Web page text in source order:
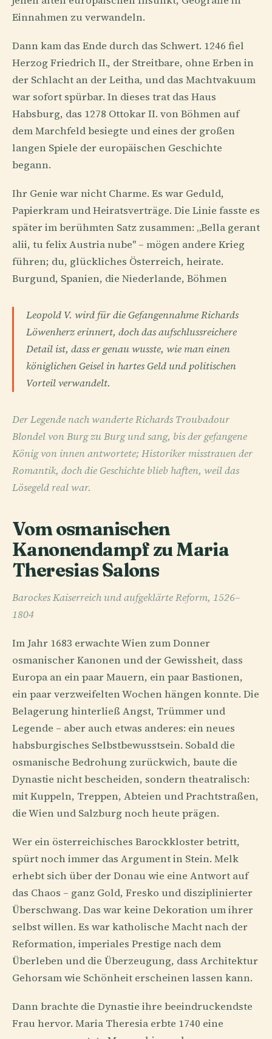
Einnahmen zu verwandeln.
Dann kam das Ende durch das Schwert. 1246 fiel
Herzog Friedrich II., der Streitbare, ohne Erben in
der Schlacht an der Leitha, und das Machtvakuum
war sofort spürbar. In dieses trat das Haus
Habsburg, das 1278 Ottokar II. von Böhmen auf
dem Marchfeld besiegte und eines der großen
langen Spiele der europäischen Geschichte
begann.
Ihr Genie war nicht Charme. Es war Geduld,
Papierkram und Heiratsverträge. Die Linie fasste es
später im berühmten Satz zusammen: „Bella gerant
alii, tu felix Austria nube" – mögen andere Krieg
führen; du, glückliches Österreich, heirate.
Burgund, Spanien, die Niederlande, Böhmen
Leopold V. wird für die Gefangennahme Richards
Löwenherz erinnert, doch das aufschlussreichere
Detail ist, dass er genau wusste, wie man einen
königlichen Geisel in hartes Geld und politischen
Vorteil verwandelt.
Der Legende nach wanderte Richards Troubadour
Blondel von Burg zu Burg und sang, bis der gefangene
König von innen antwortete; Historiker misstrauen der
Romantik, doch die Geschichte blieb haften, weil das
Lösegeld real war.
Vom osmanischen
Kanonendampf zu Maria
Theresias Salons
Barockes Kaiserreich und aufgeklärte Reform, 1526–
1804
Im Jahr 1683 erwachte Wien zum Donner
osmanischer Kanonen und der Gewissheit, dass
Europa an ein paar Mauern, ein paar Bastionen,
ein paar verzweifelten Wochen hängen konnte. Die
Belagerung hinterließ Angst, Trümmer und
Legende – aber auch etwas anderes: ein neues
habsburgisches Selbstbewusstsein. Sobald die
osmanische Bedrohung zurückwich, baute die
Dynastie nicht bescheiden, sondern theatralisch:
mit Kuppeln, Treppen, Abteien und Prachtstraßen,
die Wien und Salzburg noch heute prägen.
Wer ein österreichisches Barockkloster betritt,
spürt noch immer das Argument in Stein. Melk
erhebt sich über der Donau wie eine Antwort auf
das Chaos – ganz Gold, Fresko und disziplinierter
Überschwang. Das war keine Dekoration um ihrer
selbst willen. Es war katholische Macht nach der
Reformation, imperiales Prestige nach dem
Überleben und die Überzeugung, dass Architektur
Gehorsam wie Schönheit erscheinen lassen kann.
Dann brachte die Dynastie ihre beeindruckendste
Frau hervor. Maria Theresia erbte 1740 eine